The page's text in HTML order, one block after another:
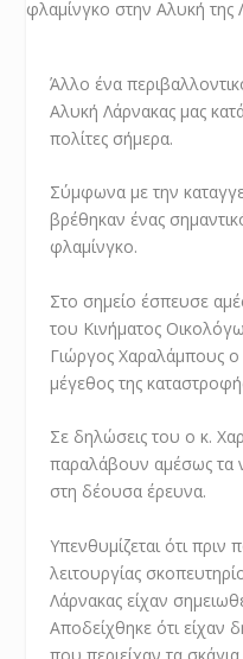
Άλλο ένα
Αλυκή Λάρνακας μας
πολίτες σήμερα.
Σύμφωνα με την
βρέθηκαν ένας
φλαμίνγκο.
Στο σημείο έσπευσε
του Κινήματος
Γιώργος Χαραλάμπους
μέγεθος της
Σε δηλώσεις του ο κ.
παραλάβουν αμέσως τα
στη δέουσα έρευνα.
Υπενθυμίζεται ότι
λειτουργίας
Λάρνακας είχαν
Αποδείχθηκε ότι είχαν
που περιείχαν τα